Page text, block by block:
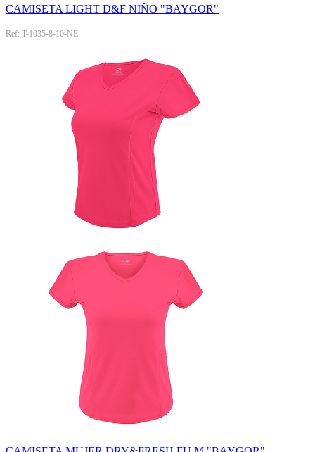
CAMISETA LIGHT D&F NIÑO "BAYGOR"
Ref: T-1035-8-10-NE